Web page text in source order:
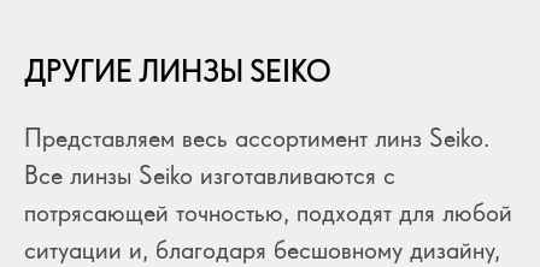
ДРУГИЕ ЛИНЗЫ SEIKO
Представляем весь ассортимент линз Seiko.
Все линзы Seiko изготавливаются с
потрясающей точностью, подходят для любой
ситуации и, благодаря бесшовному дизайну,